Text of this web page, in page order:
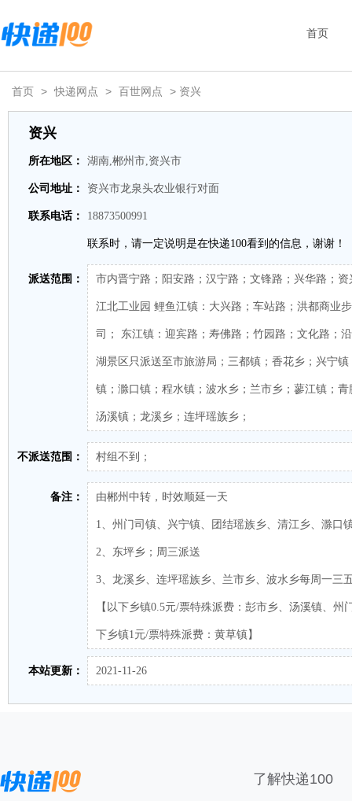
首页
首页 > 快递网点 > 百世网点 > 资兴
资兴
所在地区： 湖南,郴州市,资兴市
公司地址： 资兴市龙泉头农业银行对面
联系电话： 18873500991
联系时，请一定说明是在快递100看到的信息，谢谢！
派送范围： 市内晋宁路；阳安路；汉宁路；文锋路；兴华路；
江北工业园 鲤鱼江镇：大兴路；车站路；洪都商业
司； 东江镇：迎宾路；寿佛路；竹园路；文化路；
湖景区只派送至市旅游局；三都镇；香花乡；兴宁
镇；滁口镇；程水镇；波水乡；兰市乡；蓼江镇；
汤溪镇；龙溪乡；连坪瑶族乡；
不派送范围： 村组不到；
备注： 由郴州中转，时效顺延一天
1、州门司镇、兴宁镇、团结瑶族乡、清江乡、滁口
2、东坪乡；周三派送
3、龙溪乡、连坪瑶族乡、兰市乡、波水乡每周一三
【以下乡镇0.5元/票特殊派费：彭市乡、汤溪镇、州
下乡镇1元/票特殊派费：黄草镇】
本站更新： 2021-11-26
了解快递100